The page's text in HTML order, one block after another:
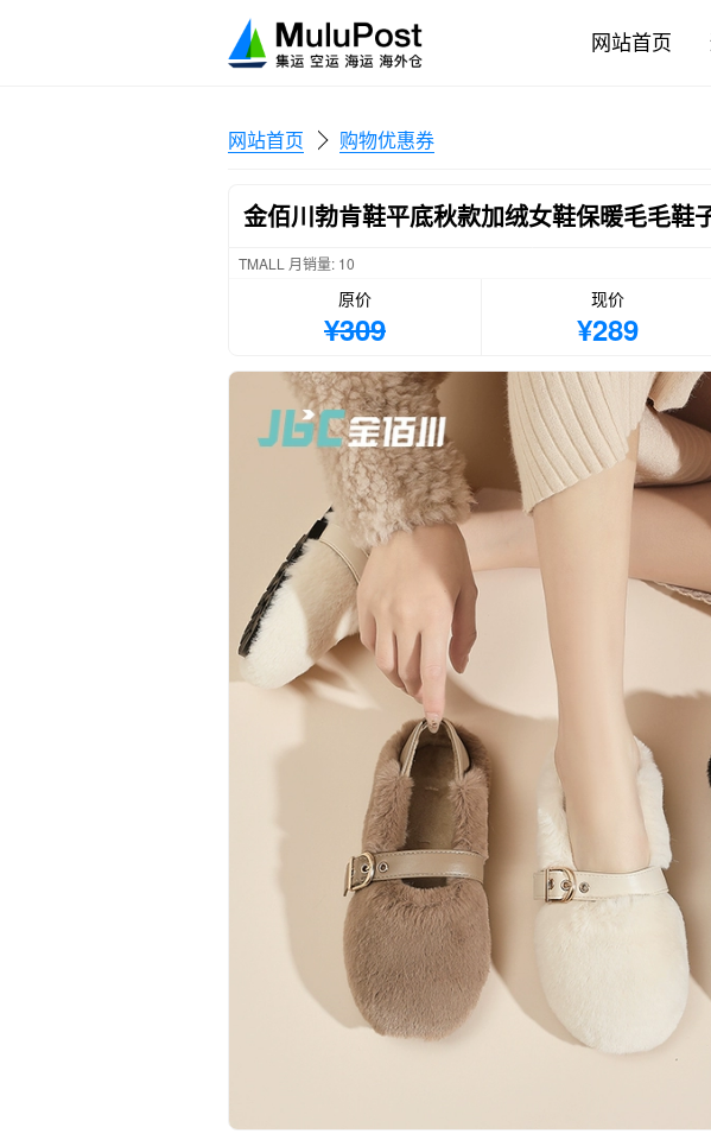
网站首页
网站首页 购物优惠券
金佰川勃肯鞋平底秋款加绒女鞋保暖毛毛鞋
TMALL 月销量: 10
原价
¥309
现价
¥289